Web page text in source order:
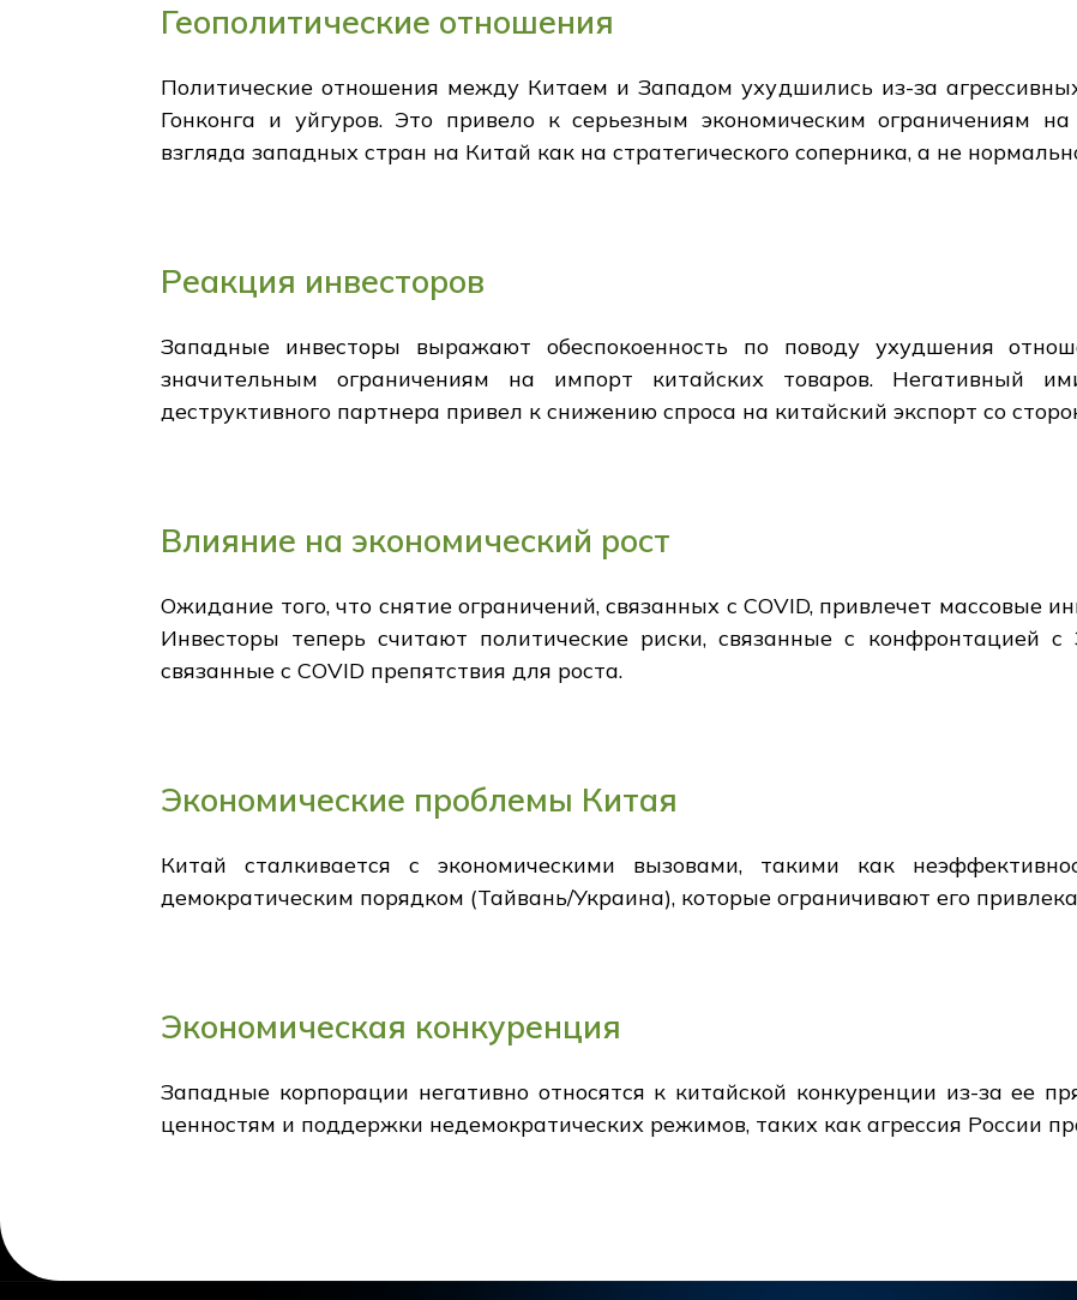
Геополитические отношения
Политические отношения между Китаем и Западом ухудшились из-за
Гонконга и уйгуров. Это привело к серьезным экономическим ограничениям
взгляда западных стран на Китай как на стратегического соперника, а не
Реакция инвесторов
Западные инвесторы выражают обеспокоенность по поводу ухудшения
значительным ограничениям на импорт китайских товаров. Негативный
деструктивного партнера привел к снижению спроса на китайский экспорт со
Влияние на экономический рост
Ожидание того, что снятие ограничений, связанных с COVID, привлечет массовые
Инвесторы теперь считают политические риски, связанные с конфронтацией
связанные с COVID препятствия для роста.
Экономические проблемы Китая
Китай сталкивается с экономическими вызовами, такими как
демократическим порядком (Тайвань/Украина), которые ограничивают его
Экономическая конкуренция
Западные корпорации негативно относятся к китайской конкуренции из-за ее
ценностям и поддержки недемократических режимов, таких как агрессия России